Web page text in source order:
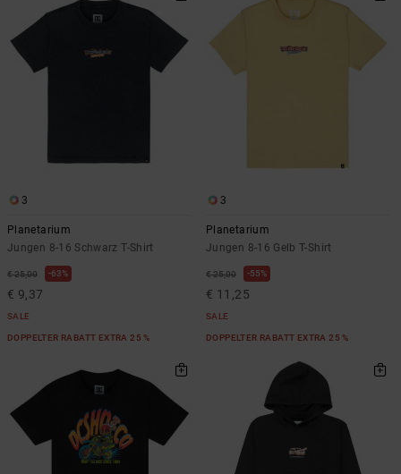
3
Planetarium
Jungen 8-16 Schwarz T-Shirt
€ 25,00 63%
€ 9,37
SALE
DOPPELTER RABATT EXTRA 25 %
3
Planetarium
Jungen 8-16 Gelb T-Shirt
€ 25,00 55%
€ 11,25
SALE
DOPPELTER RABATT EXTRA 25 %